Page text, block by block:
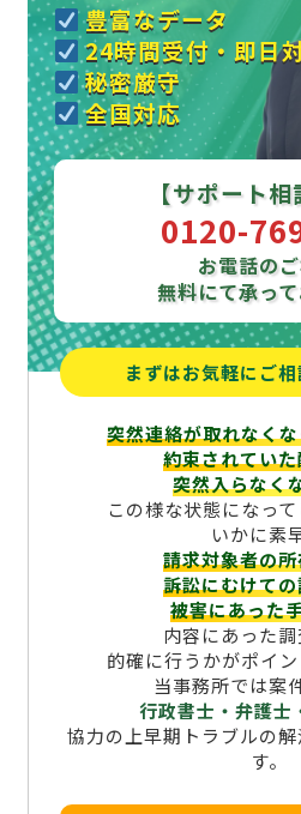
豊富なデータ
24時間受付・即日
秘密厳守
全国対応
【サポート相
0120-
お電話の
無料にて承っ
まずはお気軽にご相
突然連絡が取れなく
約束されてい
突然入らなく
この様な状態になって
いかに素
請求対象者の
訴訟にむけて
被害にあった
内容にあった
的確に行うかがポイン
当事務所では案
行政書士・弁護士
協力の上早期トラブルの
す。